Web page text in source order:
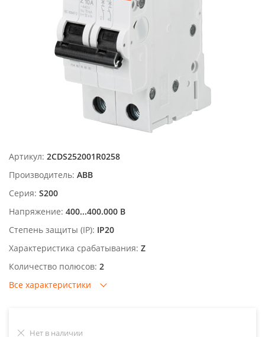
Артикул: 2CDS252001R0258
Производитель: ABB
Серия: S200
Напряжение: 400...400.000 В
Степень защиты (IP): IP20
Характеристика срабатывания: Z
Количество полюсов: 2
Все характеристики
Нет в наличии